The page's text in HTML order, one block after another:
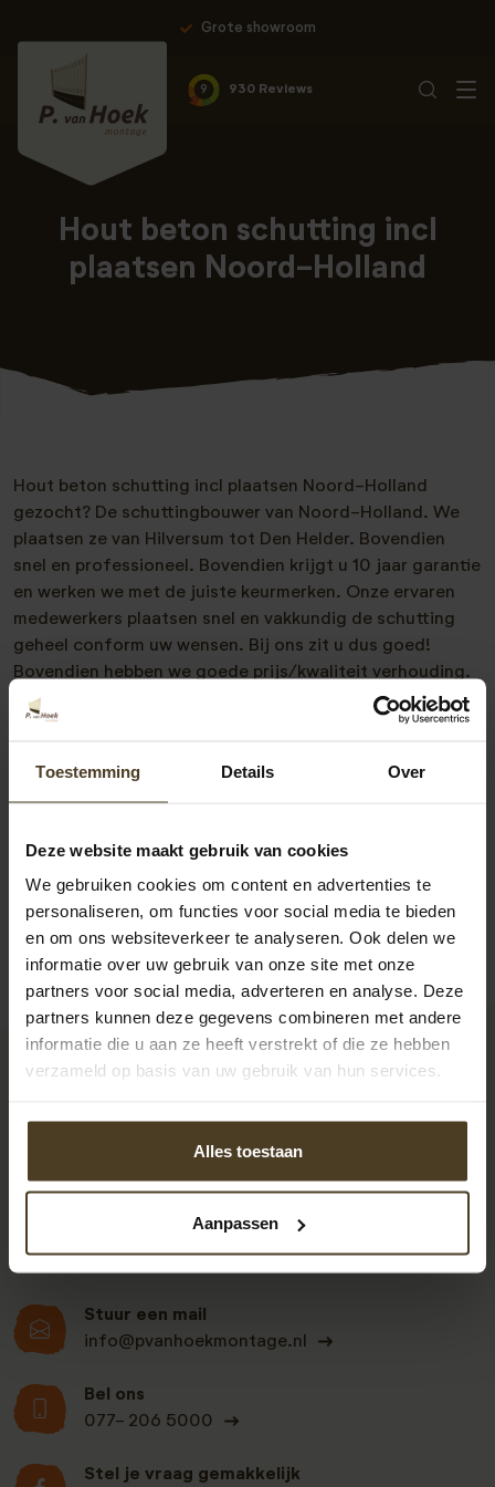
Toestemming Details Over
Deze website maakt gebruik van cookies
We gebruiken cookies om content en advertenties te
personaliseren, om functies voor social media te bieden
en om ons websiteverkeer te analyseren. Ook delen we
informatie over uw gebruik van onze site met onze
partners voor social media, adverteren en analyse. Deze
partners kunnen deze gegevens combineren met andere
informatie die u aan ze heeft verstrekt of die ze hebben
verzameld op basis van uw gebruik van hun services.
Alles toestaan
Aanpassen
Grote showroom
9 930 Reviews
Hout beton schutting incl
plaatsen Noord-Holland
Hout beton schutting incl plaatsen Noord-Holland
gezocht? De schuttingbouwer van Noord-Holland. We
plaatsen ze van Hilversum tot Den Helder. Bovendien
snel en professioneel. Bovendien krijgt u 10 jaar garantie
en werken we met de juiste keurmerken. Onze ervaren
medewerkers plaatsen snel en vakkundig de schutting
geheel conform uw wensen. Bij ons zit u dus goed!
Bovendien hebben we goede prijs/kwaliteit verhouding.
Ook hebben we uitstekende referenties. Meer weten?
Neem vrijblijvend met ons contact op. Telefonisch zijn
info@pvanhoekmontage.nlOok kunt u direct een
offerte schutting plaatsen
Stuur een mail
info@pvanhoekmontage.nl
Bel ons
077- 206 5000
Stel je vraag gemakkelijk
9
ons een: 9 uit de 930